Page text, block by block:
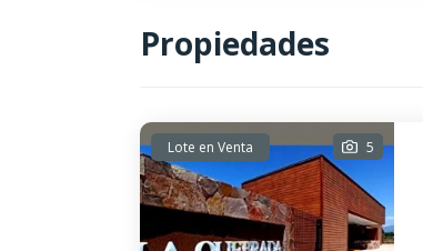
Propiedades
Lote en Venta 5